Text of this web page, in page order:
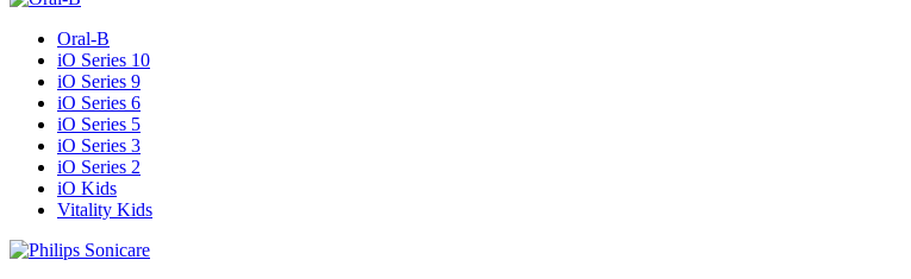
Oral-B
iO Series 10
iO Series 9
iO Series 6
iO Series 5
iO Series 3
iO Series 2
iO Kids
Vitality Kids